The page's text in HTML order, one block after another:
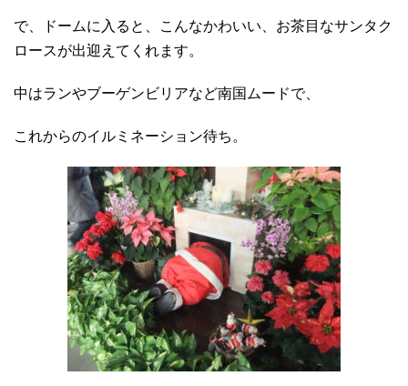
で、ドームに入ると、こんなかわいい、お茶目なサンタク
ロースが出迎えてくれます。
中はランやブーゲンビリアなど南国ムードで、
これからのイルミネーション待ち。